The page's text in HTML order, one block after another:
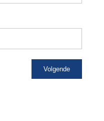
Volgende